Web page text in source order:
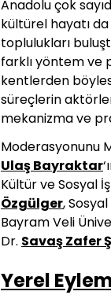
Anadolu çok
kültürel hayatı
toplulukları
farklı yöntem ve
kentlerden
süreçlerin
mekanizma ve
Moderasyonunu
Ulaş Bayraktar
Kültür ve Sosyal
Özgülger,
Bayram Veli
Dr. Savaş Zafer
Yerel